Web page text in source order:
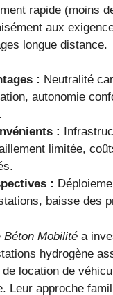
rapide (moins
aux
longue distance.
: Neutralité
autonomie
:
limitée,
:
baisse des
Béton Mobilité a
hydrogène
de location de
Leur approche